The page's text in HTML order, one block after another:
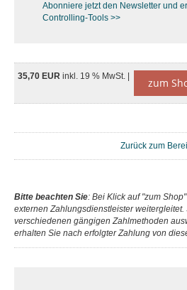
Abonniere jetzt den Newsletter und
Controlling-Tools >>
35,70 EUR inkl. 19 % MwSt. | zum
Zurück zum
Bitte beachten Sie: Bei Klick auf "zum
externen Zahlungsdienstleister
verschiedenen gängigen Zahlmethoden
erhalten Sie nach erfolgter Zahlung von